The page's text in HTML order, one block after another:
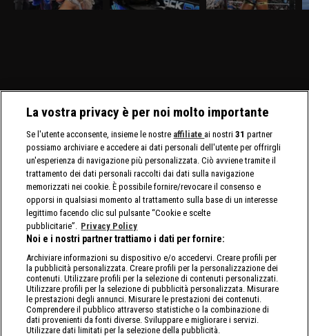
Tiffany Stratton si sfidano
molto atteso fra Drew
e Randy Orton firmano il
La vostra privacy è per noi molto importante
Se l'utente acconsente, insieme le nostre affiliate ai nostri31 partner
possiamo archiviare e accedere ai dati personali dell'utente per offrirgli
un'esperienza di navigazione più personalizzata. Ciò avviene tramite il
trattamento dei dati personali raccolti dai dati sulla navigazione
memorizzati nei cookie. È possibile fornire/revocare il consenso e
opporsi in qualsiasi momento al trattamento sulla base di un interesse
legittimo facendo clic sul pulsante “Cookie e scelte
pubblicitarie”. Privacy Policy
Noi e i nostri partner trattiamo i dati per fornire:
Archiviare informazioni su dispositivo e/o accedervi. Creare profili per
la pubblicità personalizzata. Creare profili per la personalizzazione dei
contenuti. Utilizzare profili per la selezione di contenuti personalizzati.
Utilizzare profili per la selezione di pubblicità personalizzata. Misurare
le prestazioni degli annunci. Misurare le prestazioni dei contenuti.
Comprendere il pubblico attraverso statistiche o la combinazione di
dati provenienti da fonti diverse. Sviluppare e migliorare i servizi.
Utilizzare dati limitati per la selezione della pubblicità.